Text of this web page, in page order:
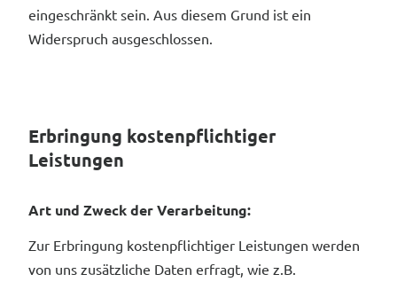
eingeschränkt sein. Aus diesem Grund ist ein
Widerspruch ausgeschlossen.
Erbringung kostenpflichtiger
Leistungen
Art und Zweck der Verarbeitung:
Zur Erbringung kostenpflichtiger Leistungen werden
von uns zusätzliche Daten erfragt, wie z.B.